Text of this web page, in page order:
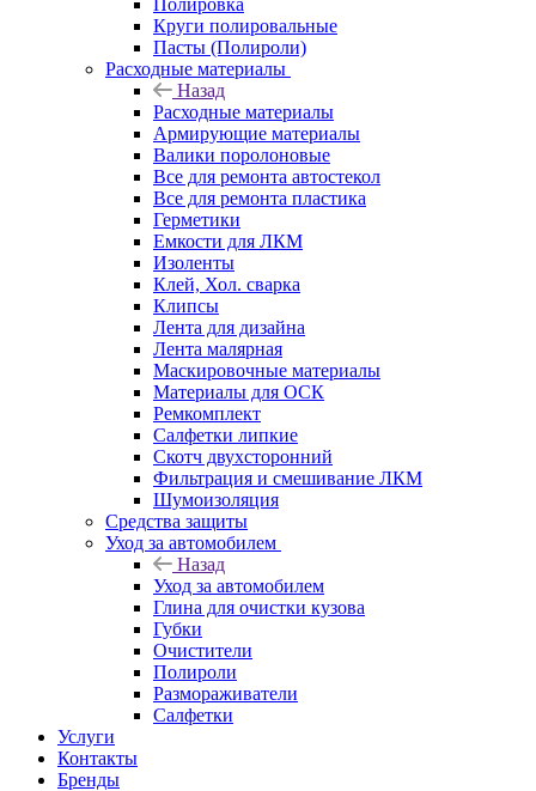
Полировка
Круги полировальные
Пасты (Полироли)
Расходные материалы
Назад
Расходные материалы
Армирующие материалы
Валики поролоновые
Все для ремонта автостекол
Все для ремонта пластика
Герметики
Емкости для ЛКМ
Изоленты
Клей, Хол. сварка
Клипсы
Лента для дизайна
Лента малярная
Маскировочные материалы
Материалы для ОСК
Ремкомплект
Салфетки липкие
Скотч двухсторонний
Фильтрация и смешивание ЛКМ
Шумоизоляция
Средства защиты
Уход за автомобилем
Назад
Уход за автомобилем
Глина для очистки кузова
Губки
Очистители
Полироли
Размораживатели
Салфетки
Услуги
Контакты
Бренды